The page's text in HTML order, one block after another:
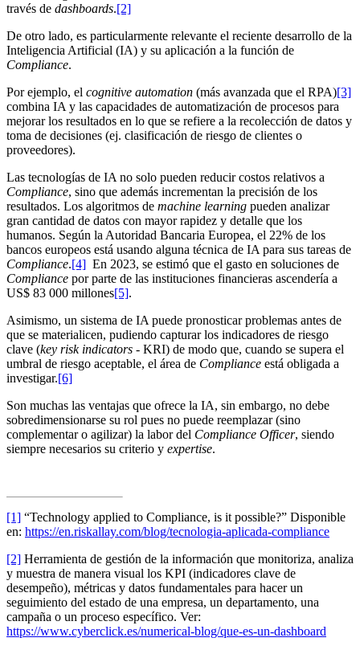
través de dashboards.[2]
De otro lado, es particularmente relevante el reciente desarrollo de la
Inteligencia Artificial (IA) y su aplicación a la función de
Compliance.
Por ejemplo, el cognitive automation (más avanzada que el RPA)[3]
combina IA y las capacidades de automatización de procesos para
mejorar los resultados en lo que se refiere a la recolección de datos y
toma de decisiones (ej. clasificación de riesgo de clientes o
proveedores).
Las tecnologías de IA no solo pueden reducir costos relativos a
Compliance, sino que además incrementan la precisión de los
resultados. Los algoritmos de machine learning pueden analizar
gran cantidad de datos con mayor rapidez y detalle que los
humanos. Según la Autoridad Bancaria Europea, el 22% de los
bancos europeos está usando alguna técnica de IA para sus tareas de
Compliance.[4] En 2023, se estimó que el gasto en soluciones de
Compliance por parte de las instituciones financieras ascendería a
US$ 83 000 millones[5].
Asimismo, un sistema de IA puede pronosticar problemas antes de
que se materialicen, pudiendo capturar los indicadores de riesgo
clave (key risk indicators - KRI) de modo que, cuando se supera el
umbral de riesgo aceptable, el área de Compliance está obligada a
investigar.[6]
Son muchas las ventajas que ofrece la IA, sin embargo, no debe
sobredimensionarse su rol pues no puede reemplazar (sino
complementar o agilizar) la labor del Compliance Officer, siendo
siempre necesarios su criterio y expertise.
[1] “Technology applied to Compliance, is it possible?” Disponible
en: https://en.riskallay.com/blog/tecnologia-aplicada-compliance
[2] Herramienta de gestión de la información que monitoriza, analiza
y muestra de manera visual los KPI (indicadores clave de
desempeño), métricas y datos fundamentales para hacer un
seguimiento del estado de una empresa, un departamento, una
campaña o un proceso específico. Ver:
https://www.cyberclick.es/numerical-blog/que-es-un-dashboard